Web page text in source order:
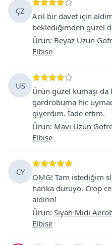
ÇZ
Acil bir davet için
beklediğimden güzel
Ürün: Beyaz Uzun
Elbise
US
Ürün güzel kumaşı
gardrobuma hic
giyerdim. İade ettim.
Ürün: Mavi Uzun
Elbise
CY
OMG! Tam istediğim
harika duruyo. Crop
aldırın!
Ürün: Siyah Midi
Elbise